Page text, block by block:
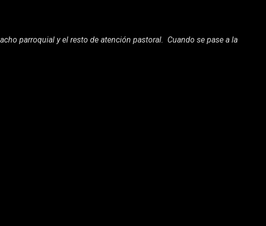
parroquial y el resto de atención pastoral. Cuando se pase a la